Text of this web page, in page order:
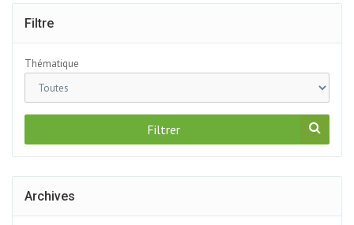
Filtre
Thématique
Filtrer
Archives